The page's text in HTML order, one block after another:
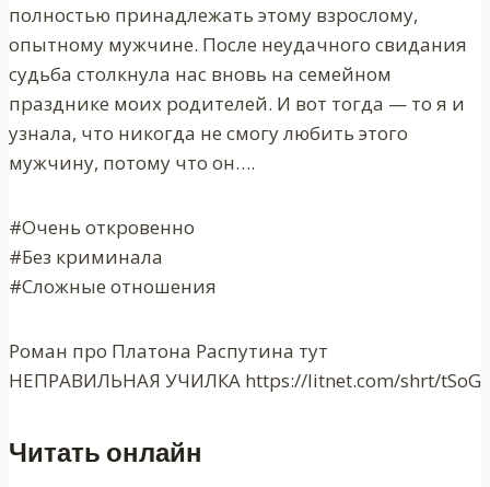
полностью принадлежать этому взрослому,
опытному мужчине. После неудачного свидания
судьба столкнула нас вновь на семейном
празднике моих родителей. И вот тогда — то я и
узнала, что никогда не смогу любить этого
мужчину, потому что он….
#Очень откровенно
#Без криминала
#Сложные отношения
Роман про Платона Распутина тут
НЕПРАВИЛЬНАЯ УЧИЛКА https://litnet.com/shrt/tSoG
Читать онлайн